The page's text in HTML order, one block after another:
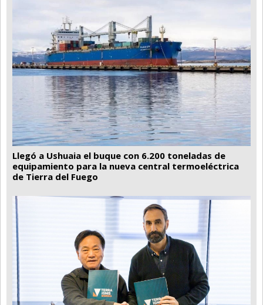
Llegó a Ushuaia el buque con 6.200 toneladas de
equipamiento para la nueva central termoeléctrica
de Tierra del Fuego